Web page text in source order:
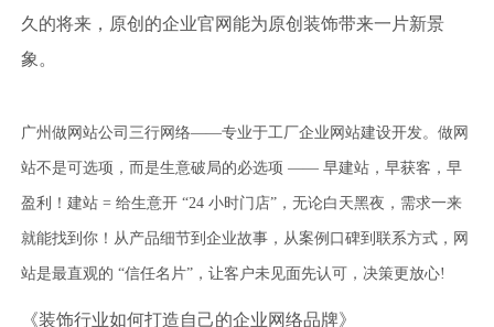
久的将来，原创的企业官网能为原创装饰带来一片新景
象。
广州做网站公司三行网络——专业于工厂企业网站建设开发。做网
站不是可选项，而是生意破局的必选项 —— 早建站，早获客，早
盈利！建站 = 给生意开 “24 小时门店”，无论白天黑夜，需求一来
就能找到你！从产品细节到企业故事，从案例口碑到联系方式，网
站是最直观的 “信任名片”，让客户未见面先认可，决策更放心!
《装饰行业如何打造自己的企业网络品牌》